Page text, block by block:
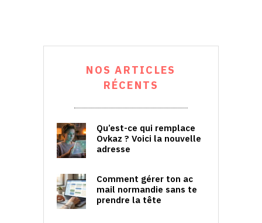
NOS ARTICLES
RÉCENTS
Qu’est-ce qui remplace
Ovkaz ? Voici la nouvelle
adresse
Comment gérer ton ac
mail normandie sans te
prendre la tête